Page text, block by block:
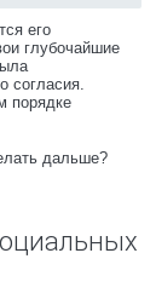
его
глубочайшие
согласия.
порядке
дальше?